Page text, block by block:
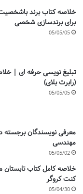
خلاصه کتاب برند
برای برندسازی شخصی
05/05/05
تبلیغ نویسی حرفه ای |
(رابرت بلای)
05/05/05
معرفی نویسندگان برجسته
مهندسی
05/05/02
خلاصه کامل کتاب تابستان
کنت کروگر
05/04/30